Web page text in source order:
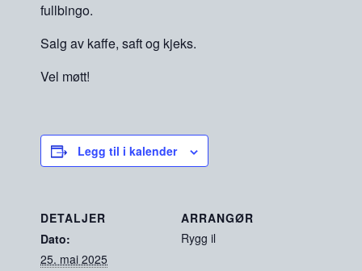
fullbingo.
Salg av kaffe, saft og kjeks.
Vel møtt!
Legg til i kalender
DETALJER
Dato:
25. mai 2025
ARRANGØR
Rygg il